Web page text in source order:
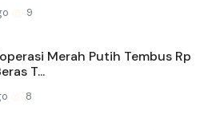
9
Merah Putih Tembus Rp
T...
8